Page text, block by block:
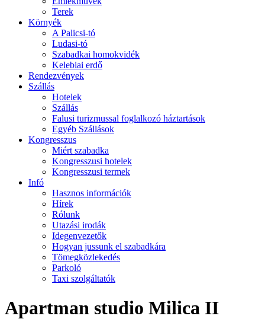
Terek
Környék
A Palicsi-tó
Ludasi-tó
Szabadkai homokvidék
Kelebiai erdő
Rendezvények
Szállás
Hotelek
Szállás
Falusi turizmussal foglalkozó háztartások
Egyéb Szállások
Kongresszus
Miért szabadka
Kongresszusi hotelek
Kongresszusi termek
Infó
Hasznos információk
Hírek
Rólunk
Utazási irodák
Idegenvezetők
Hogyan jussunk el szabadkára
Tömegközlekedés
Parkoló
Taxi szolgáltatók
Apartman studio Milica II